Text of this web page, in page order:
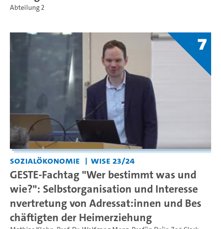
Abteilung 2
7
Sozialökonomie WiSe 23/24
GESTE-Fachtag "Wer bestimmt was und
wie?": Selbstorganisation und Interesse
nvertretung von Adressat:innen und Bes
chäftigten der Heimerziehung